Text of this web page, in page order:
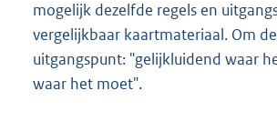
mogelijk dezelfde regels en
vergelijkbaar kaartmateriaal. Om
uitgangspunt: "gelijkluidend waar
waar het moet".